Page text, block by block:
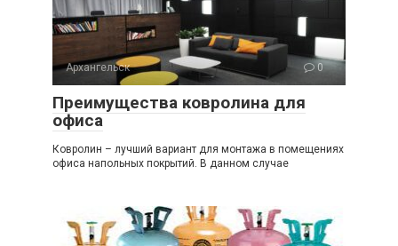
Архангельск 0
Преимущества ковролина для
офиса
Ковролин – лучший вариант для монтажа в помещениях
офиса напольных покрытий. В данном случае